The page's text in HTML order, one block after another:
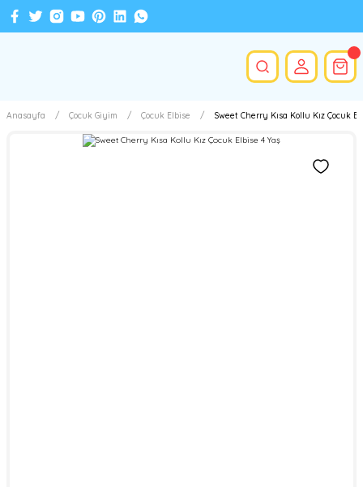
Anasayfa Çocuk Giyim Çocuk Elbise Sweet Cherry Kısa Kollu Kız Çocuk